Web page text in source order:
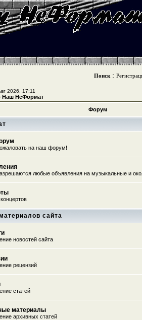
Поиск :
2026, 17:11
Наш НеФормат
Форум
на наш форум!
любые объявления на музыкальные и
сайта
новостей сайта
рецензий
статей
материалы
архивных статей